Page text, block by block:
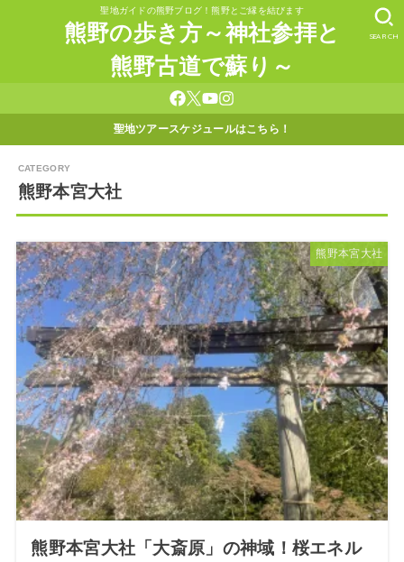
聖地ガイドの熊野ブログ！熊野とご縁を結びます
熊野の歩き方～神社参拝と
熊野古道で蘇り～
SEARCH
聖地ツアースケジュールはこちら！
熊野本宮大社
熊野本宮大社
熊野本宮大社「大斎原」の神域！桜エネル